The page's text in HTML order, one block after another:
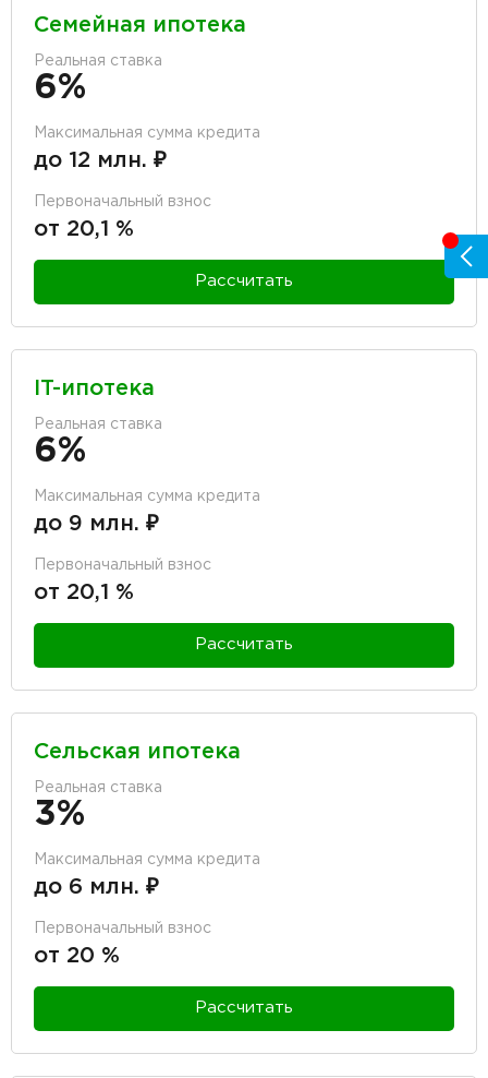
Семейная ипотека
Реальная ставка
6%
Максимальная сумма кредита
до 12 млн. ₽
Первоначальный взнос
от 20,1 %
Рассчитать
IT-ипотека
Реальная ставка
6%
Максимальная сумма кредита
до 9 млн. ₽
Первоначальный взнос
от 20,1 %
Рассчитать
Сельская ипотека
Реальная ставка
3%
Максимальная сумма кредита
до 6 млн. ₽
Первоначальный взнос
от 20 %
Рассчитать